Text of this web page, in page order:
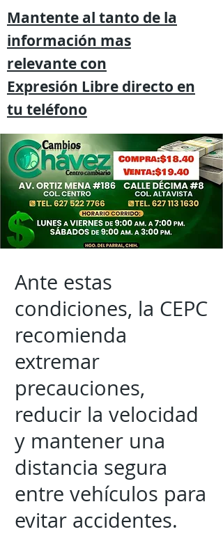
Mantente al tanto de la
información mas
relevante con
Expresión Libre directo en
tu teléfono
Ante estas
condiciones, la CEPC
recomienda
extremar
precauciones,
reducir la velocidad
y mantener una
distancia segura
entre vehículos para
evitar accidentes.